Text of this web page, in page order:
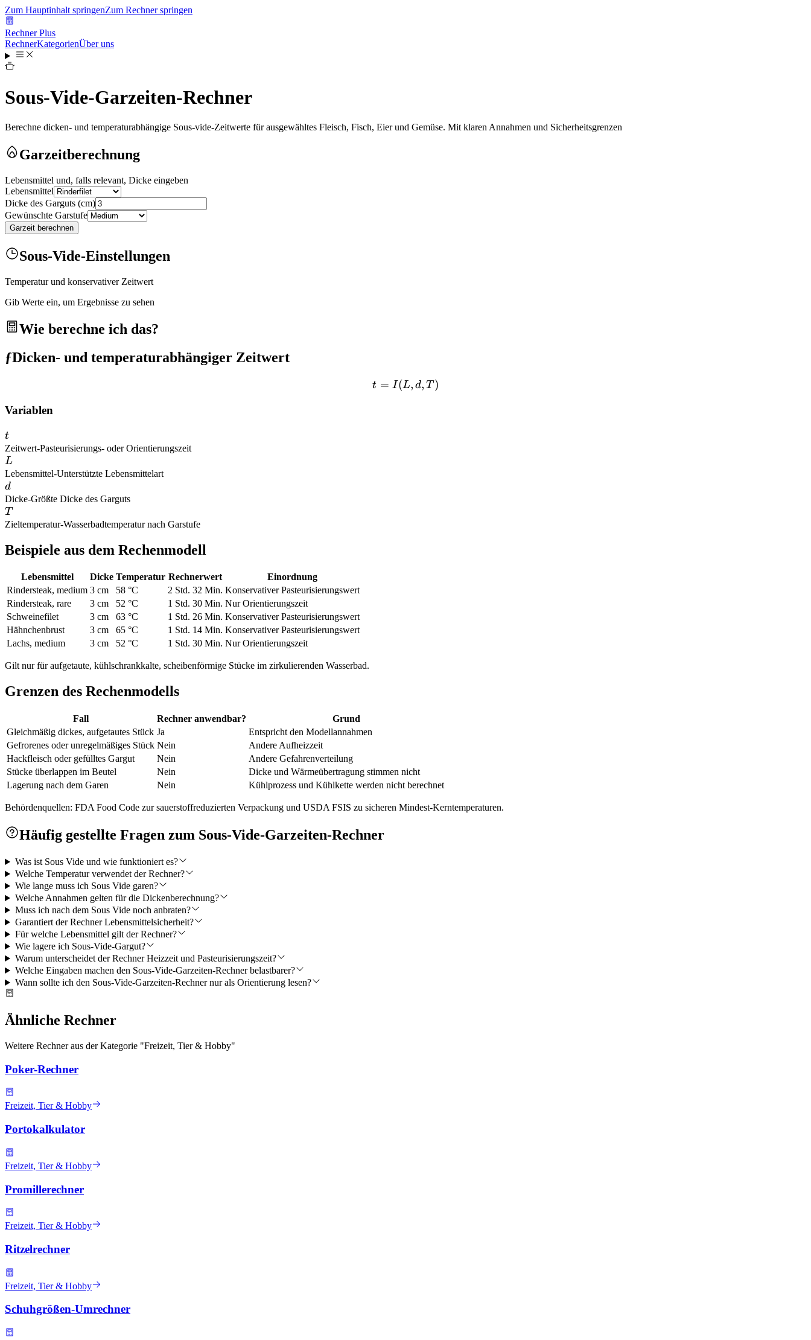
Zum Hauptinhalt springenZum Rechner springen
Rechner Plus
RechnerKategorienÜber uns
Sous-Vide-Garzeiten-Rechner
Berechne dicken- und temperaturabhängige Sous-vide-Zeitwerte für ausgewähltes Fleisch, Fisch, Eier und Gemüse. Mit klaren Annahmen und Sicherheitsgrenzen
Garzeitberechnung
Lebensmittel und, falls relevant, Dicke eingeben
Lebensmittel
Dicke des Garguts (cm)
Gewünschte Garstufe
Garzeit berechnen
Sous-Vide-Einstellungen
Temperatur und konservativer Zeitwert
Gib Werte ein, um Ergebnisse zu sehen
Wie berechne ich das?
ƒDicken- und temperaturabhängiger Zeitwert
t = I(L, d, T)
t = I(L, d, T )
Variablen
t
t
Zeitwert-Pasteurisierungs- oder Orientierungszeit
L
L
Lebensmittel-Unterstützte Lebensmittelart
d
d
Dicke-Größte Dicke des Garguts
T
T
Zieltemperatur-Wasserbadtemperatur nach Garstufe
Beispiele aus dem Rechenmodell
Lebensmittel Dicke Temperatur Rechnerwert
Einordnung
Rindersteak, medium 3 cm 58 °C 2 Std. 32 Min. Konservativer Pasteurisierungswert
Rindersteak, rare
3 cm 52 °C 1 Std. 30 Min. Nur Orientierungszeit
Schweinefilet
3 cm 63 °C 1 Std. 26 Min. Konservativer Pasteurisierungswert
Hähnchenbrust
3 cm 65 °C 1 Std. 14 Min. Konservativer Pasteurisierungswert
Lachs, medium
3 cm 52 °C 1 Std. 30 Min. Nur Orientierungszeit
Gilt nur für aufgetaute, kühlschrankkalte, scheibenförmige Stücke im zirkulierenden Wasserbad.
Grenzen des Rechenmodells
Fall Rechner anwendbar?
Grund
Gleichmäßig dickes, aufgetautes Stück Ja
Entspricht den Modellannahmen
Gefrorenes oder unregelmäßiges Stück Nein
Andere Aufheizzeit
Hackfleisch oder gefülltes Gargut
Nein
Andere Gefahrenverteilung
Stücke überlappen im Beutel
Nein
Dicke und Wärmeübertragung stimmen nicht
Lagerung nach dem Garen
Nein Kühlprozess und Kühlkette werden nicht berechnet
Behördenquellen: FDA Food Code zur sauerstoffreduzierten Verpackung und USDA FSIS zu sicheren Mindest-Kerntemperaturen.
Häufig gestellte Fragen zum Sous-Vide-Garzeiten-Rechner
Was ist Sous Vide und wie funktioniert es?
Welche Temperatur verwendet der Rechner?
Wie lange muss ich Sous Vide garen?
Welche Annahmen gelten für die Dickenberechnung?
Muss ich nach dem Sous Vide noch anbraten?
Garantiert der Rechner Lebensmittelsicherheit?
Für welche Lebensmittel gilt der Rechner?
Wie lagere ich Sous-Vide-Gargut?
Warum unterscheidet der Rechner Heizzeit und Pasteurisierungszeit?
Welche Eingaben machen den Sous-Vide-Garzeiten-Rechner belastbarer?
Wann sollte ich den Sous-Vide-Garzeiten-Rechner nur als Orientierung lesen?
Ähnliche Rechner
Weitere Rechner aus der Kategorie "Freizeit, Tier & Hobby"
Poker-Rechner
Freizeit, Tier & Hobby
Portokalkulator
Freizeit, Tier & Hobby
Promillerechner
Freizeit, Tier & Hobby
Ritzelrechner
Freizeit, Tier & Hobby
Schuhgrößen-Umrechner